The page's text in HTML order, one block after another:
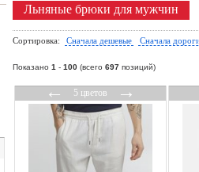
Льняные брюки для мужчин
Сортировка: Сначала дешевые Сначала
Показано 1 - 100 (всего 697 позиций)
←5 цветов→